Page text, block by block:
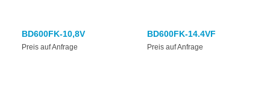
BD600FK-10,8V
Preis auf Anfrage
BD600FK-14.4VF
Preis auf Anfrage